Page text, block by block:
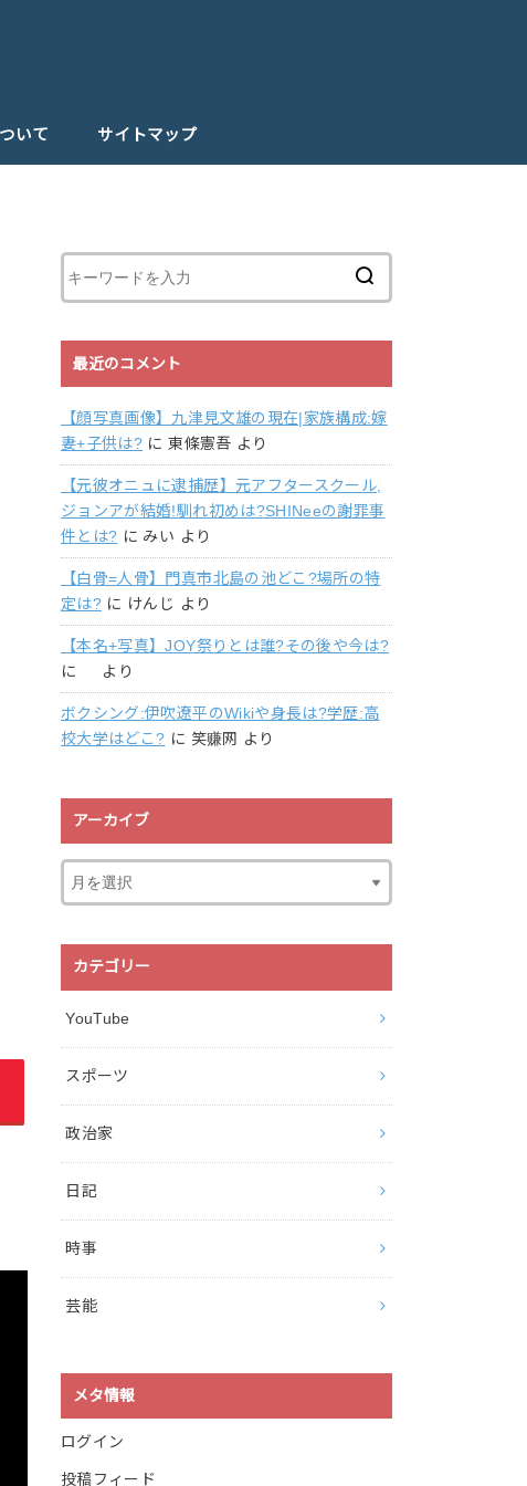
いて サイトマップ
最近のコメント
【顔写真画像】九津見文雄の現在|家族構成:嫁
妻+子供は? に東條憲吾 より
【元彼オニュに逮捕歴】元アフタースクール,
ジョンアが結婚!馴れ初めは?SHINeeの謝罪事
件とは? に みい より
【白骨=人骨】門真市北島の池どこ?場所の特
定は? に けんじ より
【本名+写真】JOY祭りとは誰?その後や今は?
に
より
ボクシング:伊吹遼平のWikiや身長は?学歴:高
校大学はどこ? に 笑赚网 より
アーカイブ
カテゴリー
YouTube
スポーツ
政治家
日記
時事
芸能
メタ情報
ログイン
投稿フィード